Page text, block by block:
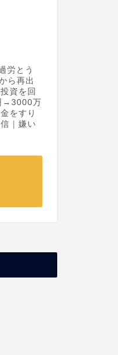
労とう
ら再出
資を回
→3000万
をすり
｜嫌い